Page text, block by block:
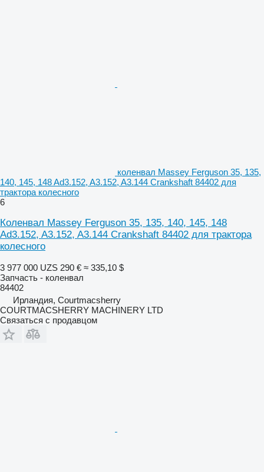
коленвал Massey Ferguson 35, 135,
140, 145, 148 Ad3.152, A3.152, A3.144 Crankshaft 84402 для
трактора колесного
6
Коленвал Massey Ferguson 35, 135, 140, 145, 148
Ad3.152, A3.152, A3.144 Crankshaft 84402 для трактора
колесного
3 977 000 UZS 290 € ≈ 335,10 $
Запчасть - коленвал
84402
Ирландия, Courtmacsherry
COURTMACSHERRY MACHINERY LTD
Связаться с продавцом